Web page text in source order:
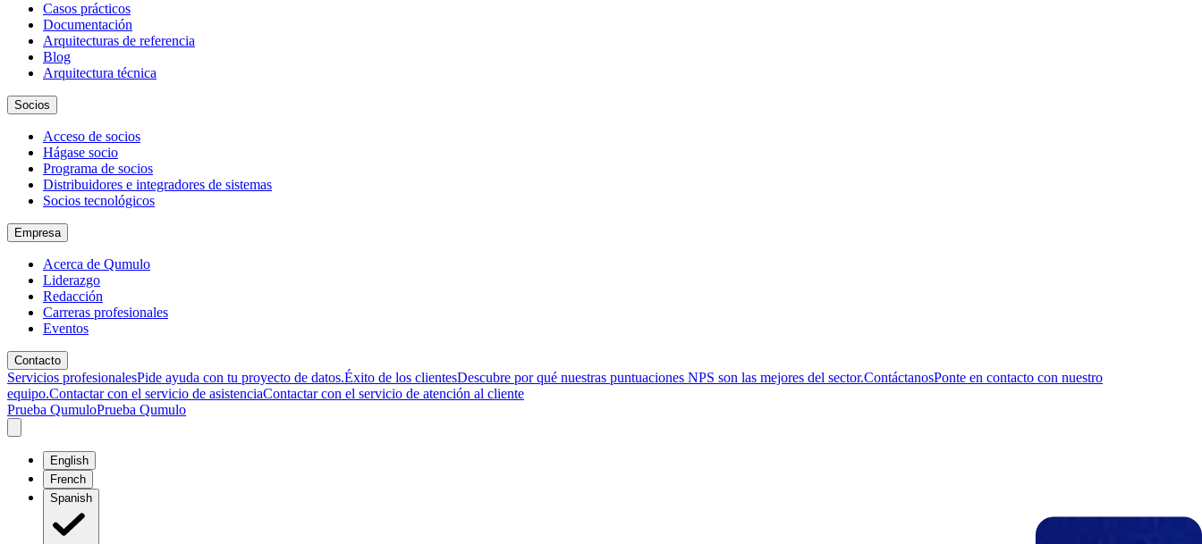
Casos prácticos
Documentación
Arquitecturas de referencia
Blog
Arquitectura técnica
Socios
Acceso de socios
Hágase socio
Programa de socios
Distribuidores e integradores de sistemas
Socios tecnológicos
Empresa
Acerca de Qumulo
Liderazgo
Redacción
Carreras profesionales
Eventos
Contacto
Servicios profesionalesPide ayuda con tu proyecto de datos.Éxito de los clientesDescubre por qué nuestras puntuaciones NPS son las mejores del sector.ContáctanosPonte en contacto con nuestro
equipo.Contactar con el servicio de asistenciaContactar con el servicio de atención al cliente
Prueba QumuloPrueba Qumulo
English
French
Spanish